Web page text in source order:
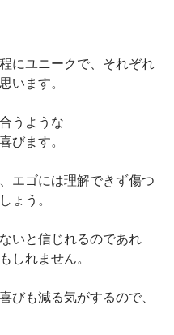
にユニークで、それぞれ
います。
うような
びます。
エゴには理解できず傷つ
ょう。
いと信じれるのであれ
しれません。
びも減る気がするので、